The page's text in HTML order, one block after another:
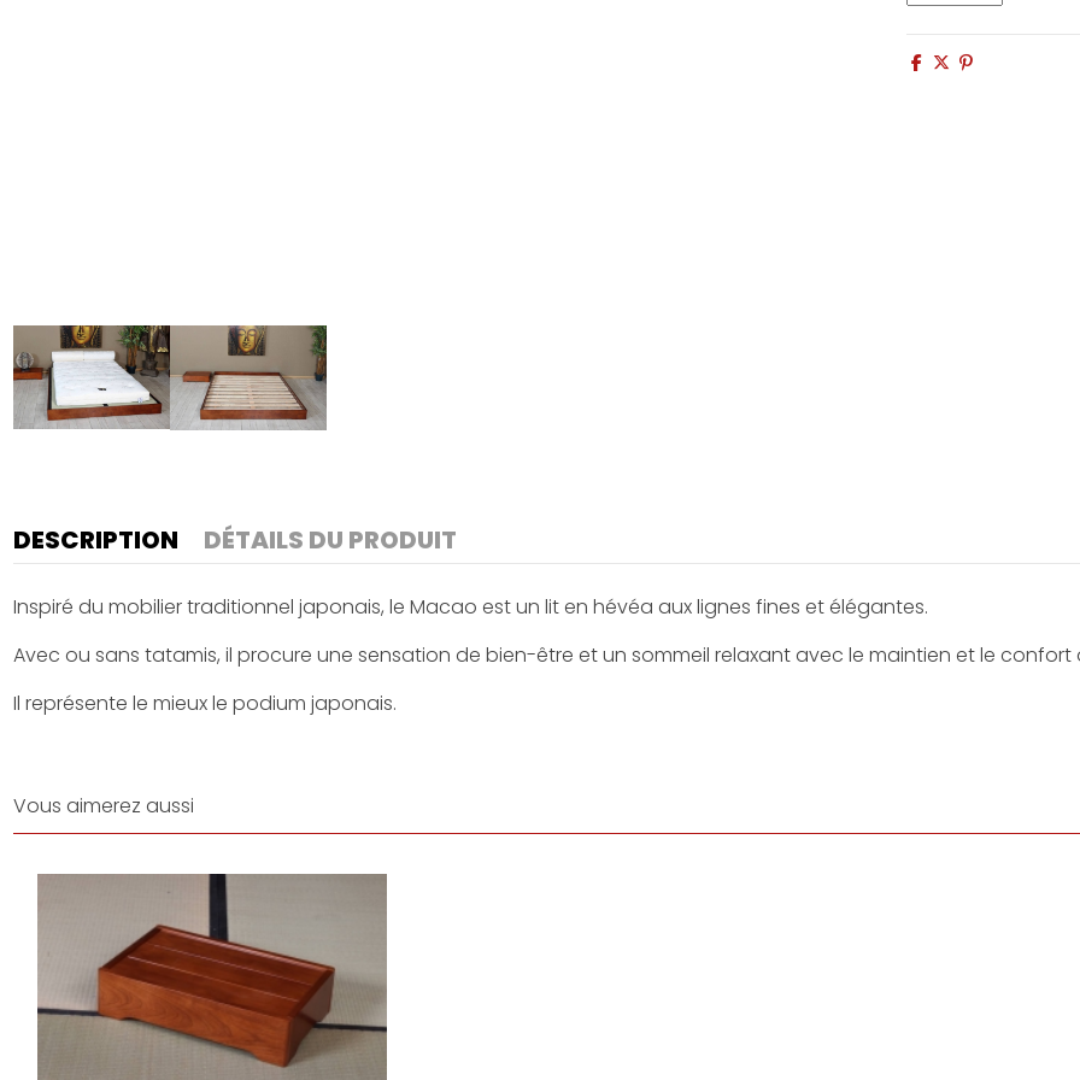
DESCRIPTION DÉTAILS DU PRODUIT
Inspiré du mobilier traditionnel japonais, le Macao est un lit en hévéa aux lignes fines et élégantes.
Avec ou sans tatamis, il procure une sensation de bien-être et un sommeil relaxant avec le maintien et le confort
Il représente le mieux le podium japonais.
Vous aimerez aussi